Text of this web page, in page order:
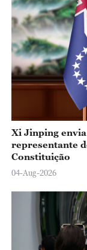
Xi Jinping
representante
Constituição
04-Aug-2026